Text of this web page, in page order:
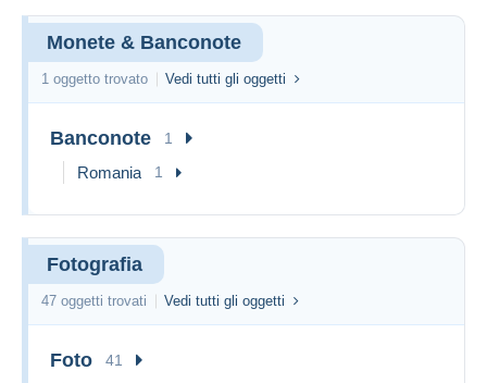
Monete & Banconote
1 oggetto trovato Vedi tutti gli oggetti
Banconote 1
Romania 1
Fotografia
47 oggetti trovati Vedi tutti gli oggetti
Foto 41